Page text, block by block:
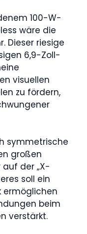
100-W-
wäre die
Dieser riesige
6,9-Zoll-
visuellen
zu fördern,
symmetrische
großen
der „X-
soll ein
ermöglichen
beim
verstärkt.